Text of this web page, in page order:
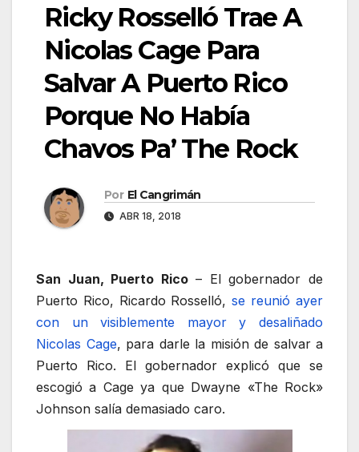
Ricky Rosselló Trae A
Nicolas Cage Para
Salvar A Puerto Rico
Porque No Había
Chavos Pa’ The Rock
Por El Cangrimán
ABR 18, 2018
San Juan, Puerto Rico– El gobernador de
Puerto Rico, Ricardo Rosselló,se reunió ayer
con un visiblemente mayor y desaliñado
Nicolas Cage, para darle la misión de salvar a
Puerto Rico. El gobernador explicó que se
escogió a Cage ya que Dwayne «The Rock»
Johnson salía demasiado caro.